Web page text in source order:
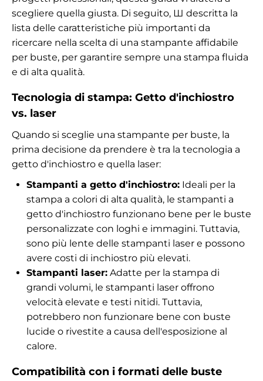
scegliere quella giusta. Di seguito, Ш descritta la
lista delle caratteristiche più importanti da
ricercare nella scelta di una stampante affidabile
per buste, per garantire sempre una stampa fluida
e di alta qualità.
Tecnologia di stampa: Getto d'inchiostro
vs. laser
Quando si sceglie una stampante per buste, la
prima decisione da prendere è tra la tecnologia a
getto d'inchiostro e quella laser:
Stampanti a getto d'inchiostro: Ideali per la
stampa a colori di alta qualità, le stampanti a
getto d'inchiostro funzionano bene per le buste
personalizzate con loghi e immagini. Tuttavia,
sono più lente delle stampanti laser e possono
avere costi di inchiostro più elevati.
Stampanti laser: Adatte per la stampa di
grandi volumi, le stampanti laser offrono
velocità elevate e testi nitidi. Tuttavia,
potrebbero non funzionare bene con buste
lucide o rivestite a causa dell'esposizione al
calore.
Compatibilità con i formati delle buste